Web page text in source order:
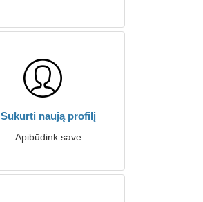
Sukurti naują profilį
Apibūdink save